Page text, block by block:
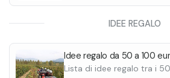
cui Spiaggia Maladroxia,
Sperone e la Grotta delle
IDEE REGALO
Idee regalo da 50 a 100
Lista di idee regalo tra i